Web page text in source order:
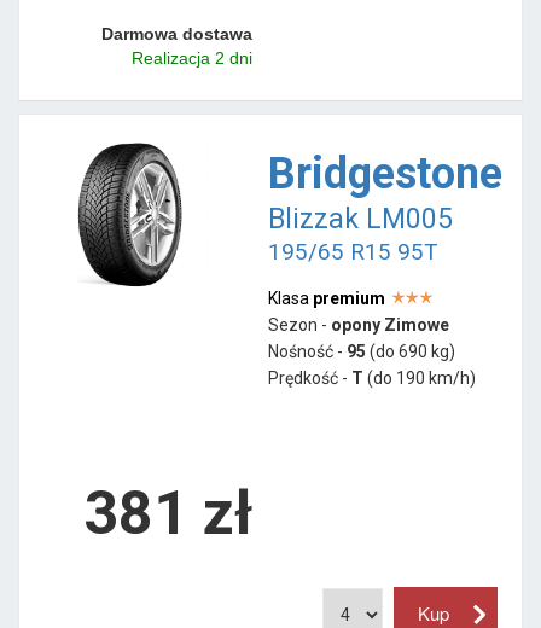
Darmowa dostawa
Realizacja 2 dni
Bridgestone
Blizzak LM005
195/65 R15 95T
Klasa premium
Sezon - opony Zimowe
Nośność - 95 (do 690 kg)
Prędkość - T (do 190 km/h)
381 zł